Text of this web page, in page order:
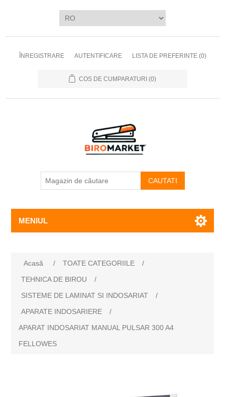
ÎNREGISTRARE AUTENTIFICARE LISTA DE PREFERINTE (0)
COS DE CUMPARATURI (0)
CAUTATI
MENIUL
Acasă / TOATE CATEGORIILE
/
TEHNICA DE BIROU
/
SISTEME DE LAMINAT SI INDOSARIAT
/
APARATE INDOSARIERE
/
APARAT INDOSARIAT MANUAL PULSAR 300 A4
FELLOWES